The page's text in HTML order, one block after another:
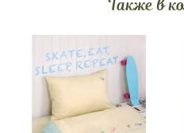
Также в